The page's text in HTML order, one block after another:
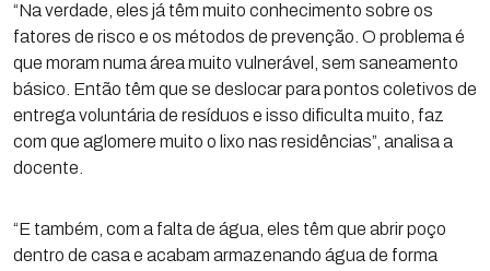
“Na verdade, eles já têm muito conhecimento sobre os
fatores de risco e os métodos de prevenção. O problema é
que moram numa área muito vulnerável, sem saneamento
básico. Então têm que se deslocar para pontos coletivos de
entrega voluntária de resíduos e isso dificulta muito, faz
com que aglomere muito o lixo nas residências”, analisa a
docente.
“E também, com a falta de água, eles têm que abrir poço
dentro de casa e acabam armazenando água de forma